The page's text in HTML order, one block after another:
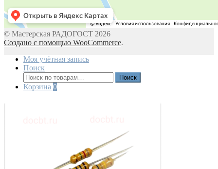
© Мастерская РАДОГОСТ 2026
Создано с помощью WooCommerce.
Моя учётная запись
Поиск
Искать:
Поиск
Корзина 0